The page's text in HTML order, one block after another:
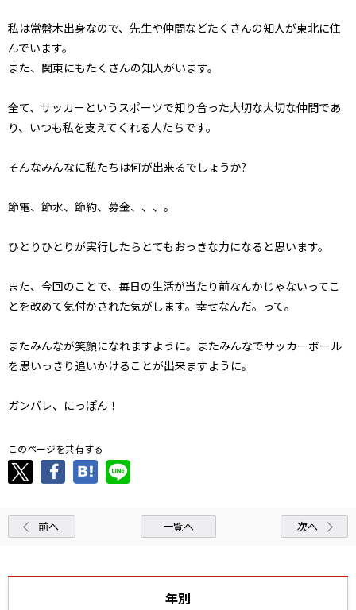
私は常盤木出身なので、先生や仲間などたくさんの知人が東北に住
んでいます。
また、関東にもたくさんの知人がいます。
全て、サッカーというスポーツで知り合った大切な大切な仲間であ
り、いつも私を支えてくれる人たちです。
そんなみんなに私たちは何が出来るでしょうか?
節電、節水、節約、募金、、、。
ひとりひとりが実行したらとてもおっきな力になると思います。
また、今回のことで、毎日の生活が当たり前なんかじゃないってこ
とを改めて気付かされた気がします。幸せなんだ。って。
またみんなが笑顔になれますように。またみんなでサッカーボール
を思いっきり追いかけることが出来ますように。
ガンバレ、にっぽん！
このページを共有する
前へ 一覧へ 次へ
年別